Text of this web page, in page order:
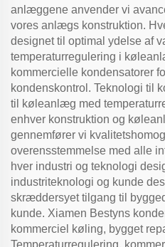
anlæggene anvender vi
vores anlægs konstruktion.
designet til optimal ydelse af
temperaturregulering i
kommercielle kondensatorer
kondenskontrol. Teknologi til
til køleanlæg med
enhver konstruktion og
gennemfører vi
overensstemmelse med alle
hver industri og teknologi
industriteknologi og kunde
skræddersyet tilgang til
kunde. Xiamen Bestyns
kommerciel køling, bygget
Temperaturregulering,